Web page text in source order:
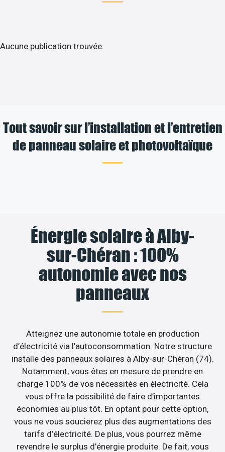
Aucune publication trouvée.
Tout savoir sur l’installation et l’entretien
de panneau solaire et photovoltaïque
Énergie solaire à Alby-
sur-Chéran : 100%
autonomie avec nos
panneaux
Atteignez une autonomie totale en production
d’électricité via l’autoconsommation. Notre structure
installe des panneaux solaires à Alby-sur-Chéran (74).
Notamment, vous êtes en mesure de prendre en
charge 100% de vos nécessités en électricité. Cela
vous offre la possibilité de faire d’importantes
économies au plus tôt. En optant pour cette option,
vous ne vous soucierez plus des augmentations des
tarifs d’électricité. De plus, vous pourrez même
revendre le surplus d’énergie produite. De fait, vous